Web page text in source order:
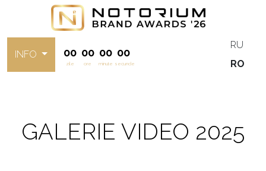
INFO 00
zile
00
ore
00
minute
00
secunde
RU
RO
GALERIE VIDEO 2025